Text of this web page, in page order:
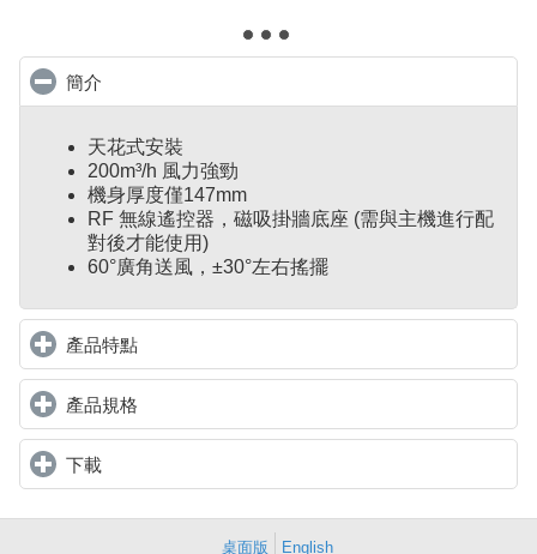
簡介
天花式安裝
200m³/h 風力強勁
機身厚度僅147mm
RF 無線遙控器，磁吸掛牆底座 (需與主機進行配
對後才能使用)
60°廣角送風，±30°左右搖擺
產品特點click to expand contents
產品規格
下載click to expand contents
桌面版 English